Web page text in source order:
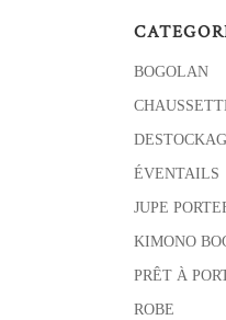
BOGOLAN
ÉVENTAILS
JUPE
KIMONO
PRÊT À
ROBE